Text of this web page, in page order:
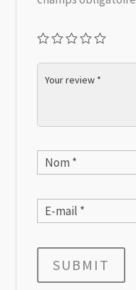
SUBMIT